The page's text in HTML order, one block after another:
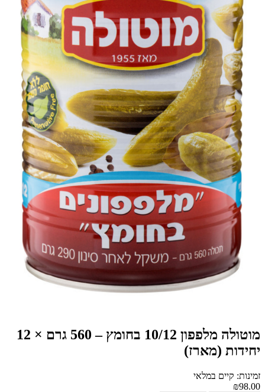
מוטולה מלפפון 10/12 בחומץ – 560 גרם × 12
יחידות (מארז)
זמינות: קיים במלאי
₪98.00